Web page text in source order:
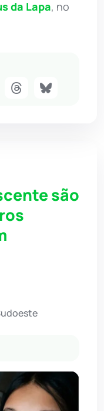
da Lapa, no
são